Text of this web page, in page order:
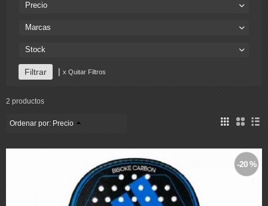
Precio
Marcas
Stock
| x Quitar Filtros
2 productos
Ordenar por: Precio
-20 %